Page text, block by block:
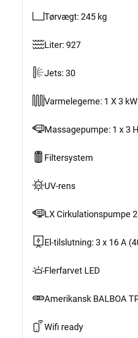
Tørvægt: 245 kg
Liter: 927
Jets: 30
Varmelegeme: 1 X 3 kW
Massagepumpe: 1 x 3
Filtersystem
UV-rens
LX Cirkulationspumpe
El-tilslutning: 3 x 16 A
Flerfarvet LED
Amerikansk BALBOA
Wifi ready